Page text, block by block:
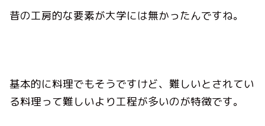
昔の工房的な要素が大学には無かったんですね。
基本的に料理でもそうですけど、難しいとされてい
る料理って難しいより工程が多いのが特徴です。